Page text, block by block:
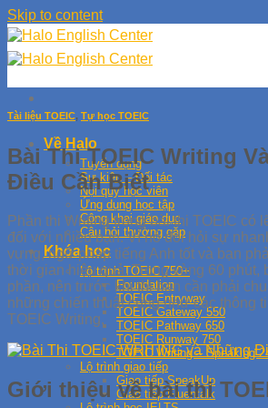
Skip to content
Về Halo
Tuyển dụng
Sự kiện – Đối tác
Nội quy học viên
Ứng dụng học tập
Công khai giáo dục
Câu hỏi thường gặp
Khóa học
Lộ trình TOEIC 750+
Foundation
TOEIC Entryway
TOEIC Gateway 550
TOEIC Pathway 650
TOEIC Runway 750
TOEIC Writing – Speaking
Lộ trình giao tiếp
Giao tiếp SpeakUp
Giao tiếp Fluentalk
Tài liệu TOEIC, Tự học TOEIC
Bài Thi TOEIC Writing
Điều Cần Biết
Phần thi Writing trong bài thi TOEIC có
đối với nhiều bạn. Vì nó đòi hỏi sự
vựng, ngữ pháp tiếng Anh tốt và bạn
thời gian hiệu quả. Trong vòng 60 phút,
phần, nên trước khi thi bạn cần phải
những chiến thuật cũng như các thông
TOEIC Writing.
Giới thiệu về bài thi